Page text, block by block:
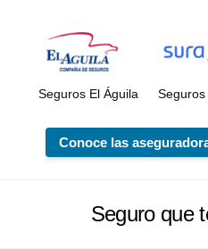
Seguros El Águila Seguros
Conoce las
Seguro que